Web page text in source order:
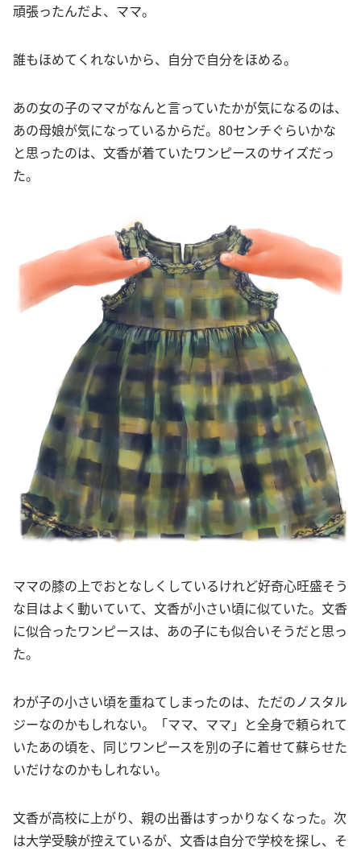
頑張ったんだよ、ママ。
誰もほめてくれないから、自分で自分をほめる。
あの女の子のママがなんと言っていたかが気になるのは、
あの母娘が気になっているからだ。80センチぐらいかな
と思ったのは、文香が着ていたワンピースのサイズだっ
た。
ママの膝の上でおとなしくしているけれど好奇心旺盛そう
な目はよく動いていて、文香が小さい頃に似ていた。文香
に似合ったワンピースは、あの子にも似合いそうだと思っ
た。
わが子の小さい頃を重ねてしまったのは、ただのノスタル
ジーなのかもしれない。「ママ、ママ」と全身で頼られて
いたあの頃を、同じワンピースを別の子に着せて蘇らせた
いだけなのかもしれない。
文香が高校に上がり、親の出番はすっかりなくなった。次
は大学受験が控えているが、文香は自分で学校を探し、そ